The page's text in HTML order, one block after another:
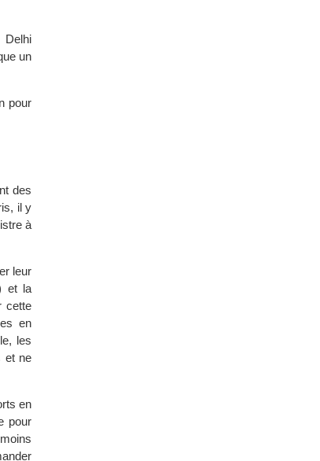
Delhi
un
pour
des
il y
à
leur
et la
cette
en
les
et ne
en
pour